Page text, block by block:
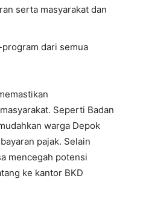
serta masyarakat dan
dari semua
Seperti Badan
warga Depok
pajak. Selain
mencegah potensi
ke kantor BKD